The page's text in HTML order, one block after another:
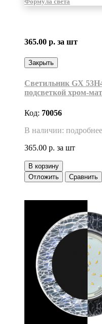
365.00 р. за шт
Закрыть
Светильник GX
подсветкой хром-
Код: 70056
В наличии: подробнее
365.00 р. за шт
В корзину
Отложить
Сравнить